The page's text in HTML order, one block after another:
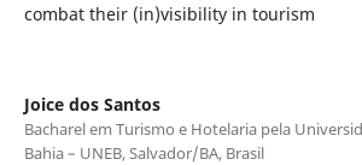
combat their (in)visibility in tourism
Joice dos Santos
Bacharel em Turismo e Hotelaria pela
Bahia – UNEB, Salvador/BA, Brasil